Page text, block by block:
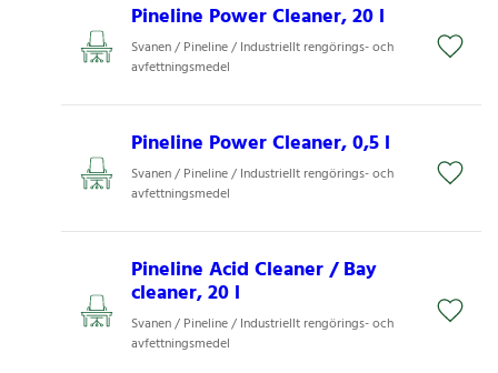
Pineline Power Cleaner, 20 l
Svanen / Pineline / Industriellt rengörings- och
avfettningsmedel
Pineline Power Cleaner, 0,5 l
Svanen / Pineline / Industriellt rengörings- och
avfettningsmedel
Pineline Acid Cleaner / Bay
cleaner, 20 l
Svanen / Pineline / Industriellt rengörings- och
avfettningsmedel